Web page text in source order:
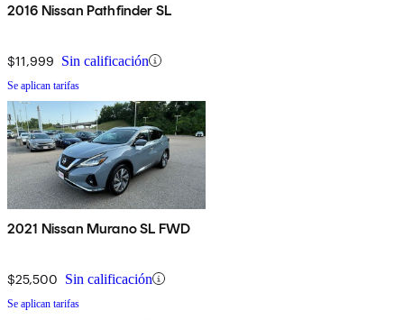
2016 Nissan Pathfinder SL
$11,999 Sin calificación
Se aplican tarifas
2021 Nissan Murano SL FWD
$25,500 Sin calificación
Se aplican tarifas